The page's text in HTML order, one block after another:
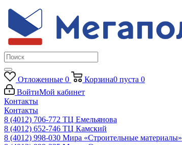
Отложенные 0 Корзина0 пуста 0
ВойтиМой кабинет
Контакты
Контакты
8 (4012) 706-772 ТЦ Емельянова
8 (4012) 652-746 ТЦ Камский
8 (4012) 998-030 Мира «Строительные материалы»